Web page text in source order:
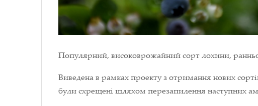
Популярний, високоврожайний сорт лохини,
Виведена в рамках проекту з отримання нових
були схрещені шляхом перезапилення наступних